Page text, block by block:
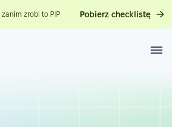
zrobi to PIP Pobierz checklistę